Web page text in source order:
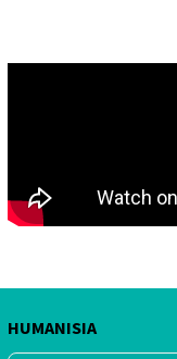
HUMANISIA